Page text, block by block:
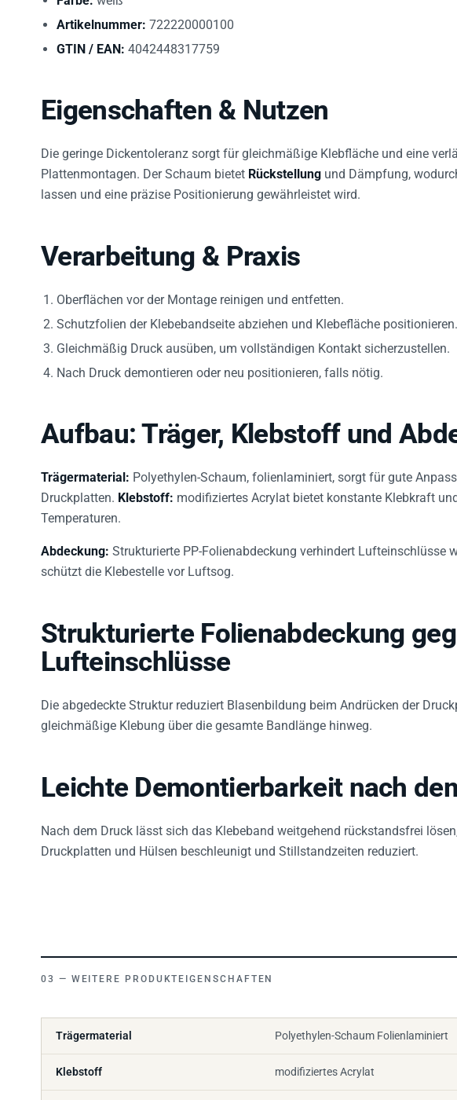
Artikelnummer: 722220000100
GTIN / EAN: 4042448317759
Eigenschaften & Nutzen
Die geringe Dickentoleranz sorgt für gleichmäßige Klebfläche und eine
Plattenmontagen. Der Schaum bietet Rückstellung und Dämpfung,
lassen und eine präzise Positionierung gewährleistet wird.
Verarbeitung & Praxis
Oberflächen vor der Montage reinigen und entfetten.
Schutzfolien der Klebebandseite abziehen und Klebefläche positionieren.
Gleichmäßig Druck ausüben, um vollständigen Kontakt sicherzustellen.
Nach Druck demontieren oder neu positionieren, falls nötig.
Aufbau: Träger, Klebstoff und
Trägermaterial: Polyethylen-Schaum, folienlaminiert, sorgt für gute
Druckplatten. Klebstoff: modifiziertes Acrylat bietet konstante Klebkraft
Temperaturen.
Abdeckung: Strukturierte PP-Folienabdeckung verhindert Lufteinschlüsse
schützt die Klebestelle vor Luftsog.
Strukturierte Folienabdeckung
Lufteinschlüsse
Die abgedeckte Struktur reduziert Blasenbildung beim Andrücken der
gleichmäßige Klebung über die gesamte Bandlänge hinweg.
Leichte Demontierbarkeit nach
Nach dem Druck lässt sich das Klebeband weitgehend rückstandsfrei
Druckplatten und Hülsen beschleunigt und Stillstandzeiten reduziert.
WEITERE PRODUKTEIGENSCHAFTEN
Trägermaterial Polyethylen-Schaum Folienlaminiert
Klebstoff modifiziertes Acrylat